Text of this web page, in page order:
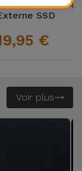
pour
SSD
€
Voir plus